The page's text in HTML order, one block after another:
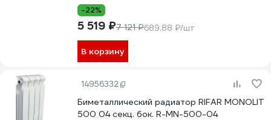
-22%
5 519 ₽7 121 ₽689.88 ₽/шт
В корзину
14956332
Биметаллический радиатор RIFAR MONOLIT
500 04 секц. бок. R-MN-500-04